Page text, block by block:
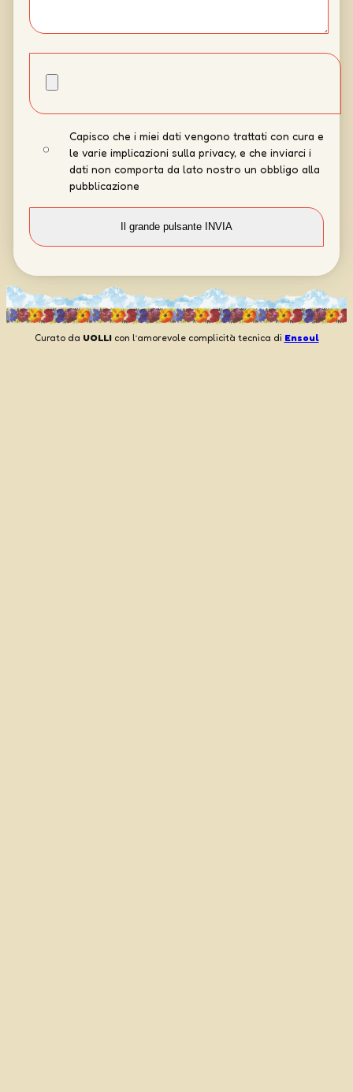
Capisco che i miei dati vengono trattati con cura e
le varie implicazioni sulla privacy, e che inviarci i
dati non comporta da lato nostro un obbligo alla
pubblicazione
Curato da UOLLIcon l’amorevole complicità tecnica di Ensoul